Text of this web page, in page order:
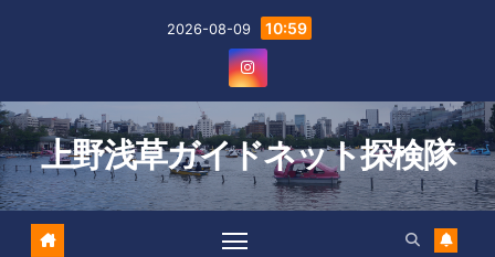
2026-08-09 10:59
上野浅草ガイドネット探検隊